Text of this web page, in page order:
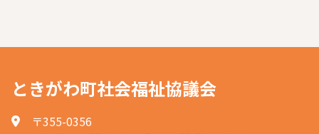
ときがわ町社会福祉協議会
〒355-0356